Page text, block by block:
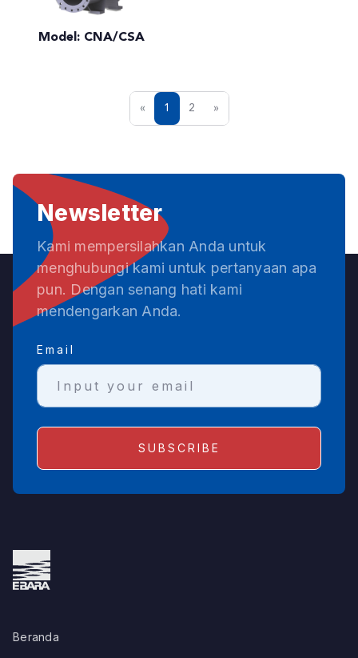
Model: CNA/CSA
« 1 2 »
Newsletter
Kami mempersilahkan Anda untuk
menghubungi kami untuk pertanyaan apa
pun. Dengan senang hati kami
mendengarkan Anda.
Email
Beranda